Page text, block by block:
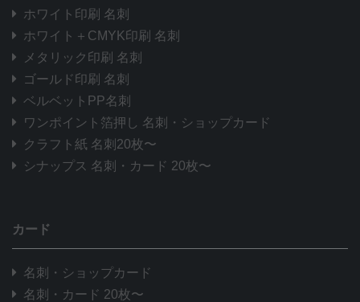
ホワイト印刷 名刺
ホワイト＋CMYK印刷 名刺
メタリック印刷 名刺
ゴールド印刷 名刺
ベルベットPP名刺
ワンポイント箔押し 名刺・ショップカード
クラフト紙 名刺20枚〜
シナップス 名刺・カード 20枚〜
カード
名刺・ショップカード
名刺・カード 20枚〜